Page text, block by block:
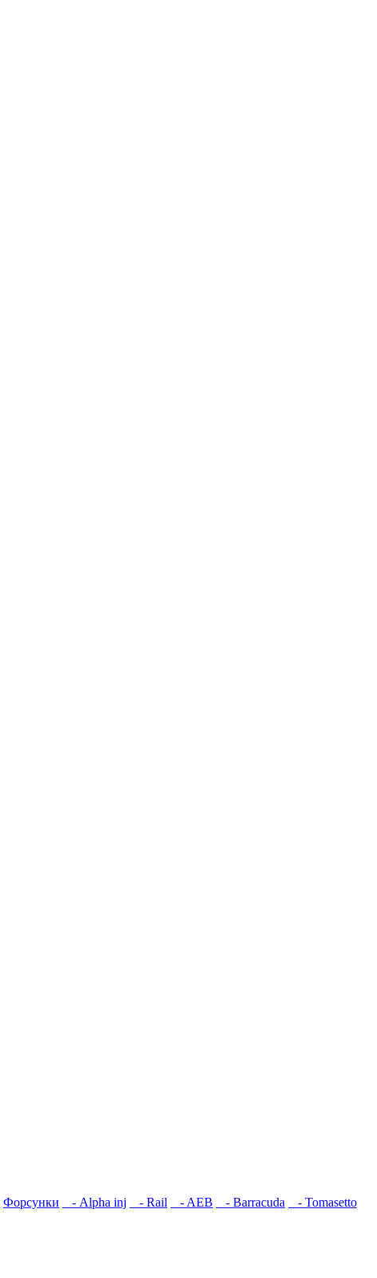
Форсунки - Alpha inj - Rail - AEB - Barracuda
- Tomasetto